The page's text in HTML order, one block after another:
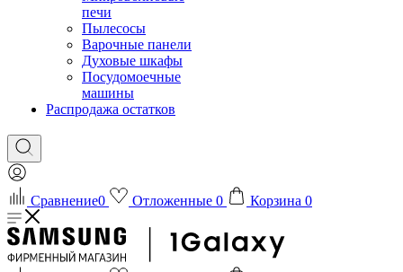
печи
Пылесосы
Варочные панели
Духовые шкафы
Посудомоечные
машины
Распродажа остатков
Сравнение0 Отложенные 0 Корзина 0